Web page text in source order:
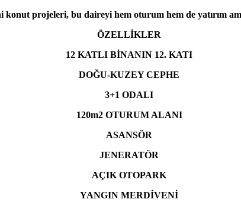
konut projeleri, bu daireyi hem oturum hem de yatırım
ÖZELLİKLER
12 KATLI BİNANIN 12. KATI
DOĞU-KUZEY CEPHE
3+1 ODALI
120m2 OTURUM ALANI
ASANSÖR
JENERATÖR
AÇIK OTOPARK
YANGIN MERDİVENİ